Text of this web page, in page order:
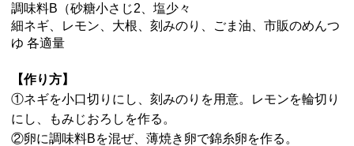
調味料B（砂糖小さじ2、塩少々
細ネギ、レモン、大根、刻みのり、ごま油、市販のめんつ
ゆ 各適量
【作り方】
①ネギを小口切りにし、刻みのりを用意。レモンを輪切り
にし、もみじおろしを作る。
②卵に調味料Bを混ぜ、薄焼き卵で錦糸卵を作る。